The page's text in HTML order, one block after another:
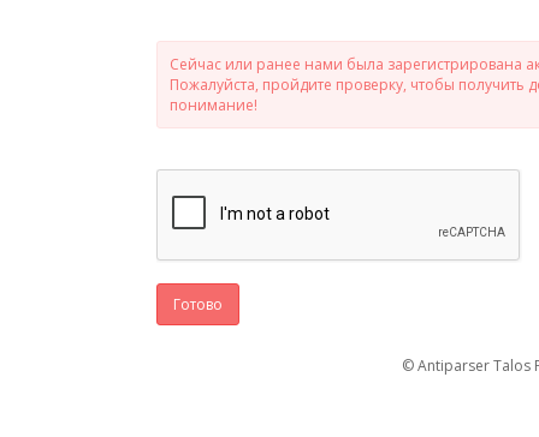
Сейчас или ранее нами была зарегистрирована
Пожалуйста, пройдите проверку, чтобы
понимание!
Готово
© Antiparser Talos